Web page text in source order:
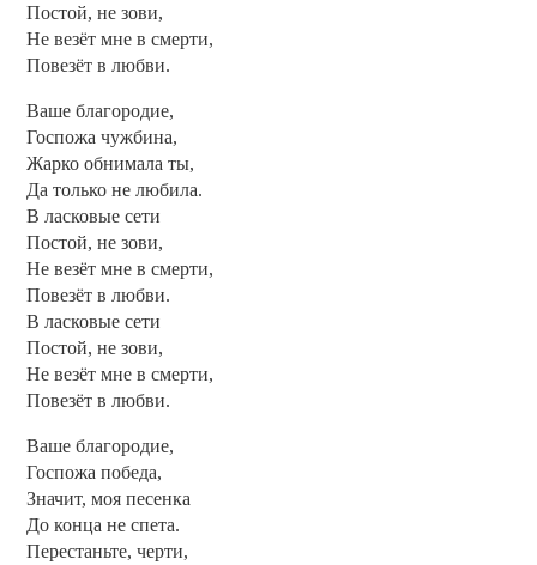
Постой, не зови,
Не везёт мне в смерти,
Повезёт в любви.
Ваше благородие,
Госпожа чужбина,
Жарко обнимала ты,
Да только не любила.
В ласковые сети
Постой, не зови,
Не везёт мне в смерти,
Повезёт в любви.
В ласковые сети
Постой, не зови,
Не везёт мне в смерти,
Повезёт в любви.
Ваше благородие,
Госпожа победа,
Значит, моя песенка
До конца не спета.
Перестаньте, черти,